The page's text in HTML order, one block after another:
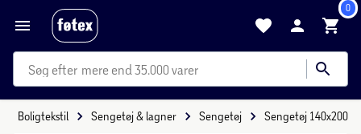
0
mere end 35.000 varer
Boligtekstil Sengetøj & lagner Sengetøj Sengetøj 140x200